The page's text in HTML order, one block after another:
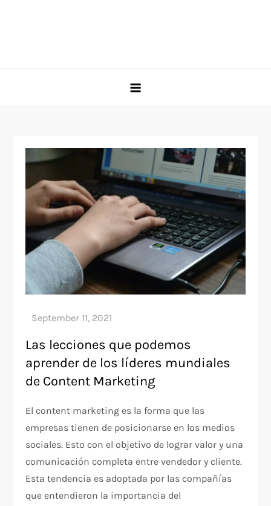
Las lecciones que podemos
aprender de los líderes mundiales
de Content Marketing
El content marketing es la forma que las
empresas tienen de posicionarse en los medios
sociales. Esto con el objetivo de lograr valor y una
comunicación completa entre vendedor y cliente.
Esta tendencia es adoptada por las compañías
que entendieron la importancia del